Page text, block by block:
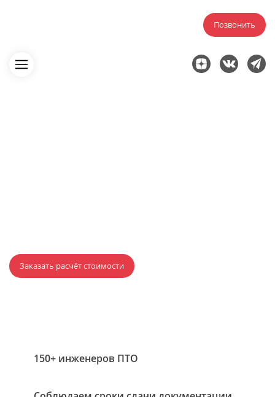
Позвонить
Заказать расчёт стоимости
150+ инженеров ПТО